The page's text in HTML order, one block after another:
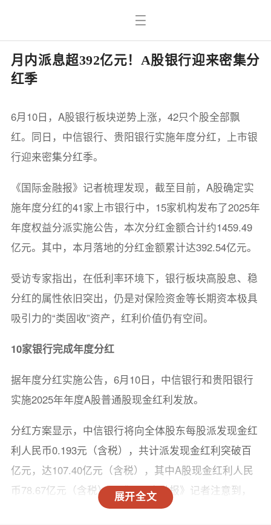
月内派息超392亿元！A股银行迎来密集分
红季
展开全文
6月10日，A股银行板块逆势上涨，42只个股全部飘
红。同日，中信银行、贵阳银行实施年度分红，上市银
行迎来密集分红季。
《国际金融报》记者梳理发现，截至目前，A股确定实
施年度分红的41家上市银行中，15家机构发布了2025年
年度权益分派实施公告，本次分红金额合计约1459.49
亿元。其中，本月落地的分红金额累计达392.54亿元。
受访专家指出，在低利率环境下，银行板块高股息、稳
分红的属性依旧突出，仍是对保险资金等长期资本极具
吸引力的“类固收”资产，红利价值仍有空间。
10家银行完成年度分红
据年度分红实施公告，6月10日，中信银行和贵阳银行
实施2025年年度A股普通股现金红利发放。
分红方案显示，中信银行将向全体股东每股派发现金红
利人民币0.193元（含税），共计派发现金红利突破百
亿元，达107.40亿元（含税），其中A股现金红利人民
币78.67亿元（含税）。《国际金融报》记者注意到，
该行此前已完成2025年中期红利派发，全年合计派发普